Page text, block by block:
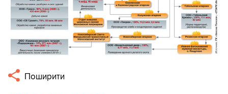
Поширити